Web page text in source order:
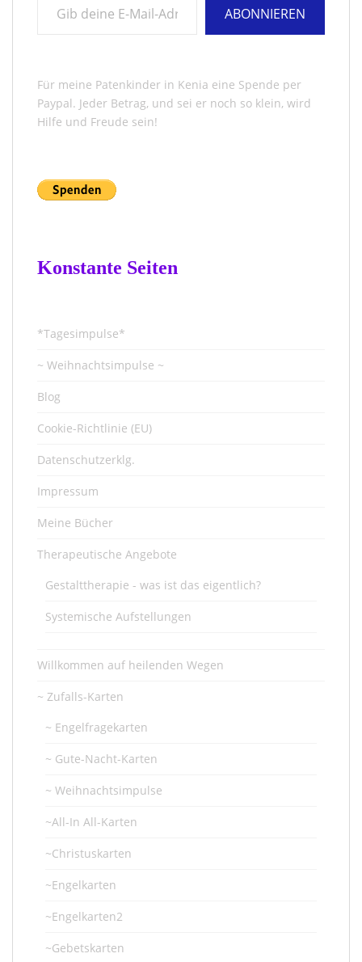
ABONNIEREN
Für meine Patenkinder in Kenia eine Spende per
Paypal. Jeder Betrag, und sei er noch so klein, wird
Hilfe und Freude sein!
Konstante Seiten
*Tagesimpulse*
~ Weihnachtsimpulse ~
Blog
Cookie-Richtlinie (EU)
Datenschutzerklg.
Impressum
Meine Bücher
Therapeutische Angebote
Gestalttherapie - was ist das eigentlich?
Systemische Aufstellungen
Willkommen auf heilenden Wegen
~ Zufalls-Karten
~ Engelfragekarten
~ Gute-Nacht-Karten
~ Weihnachtsimpulse
~All-In All-Karten
~Christuskarten
~Engelkarten
~Engelkarten2
~Gebetskarten